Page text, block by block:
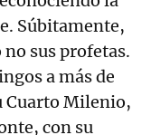
Súbitamente,
sus profetas.
a más de
Cuarto Milenio,
con su